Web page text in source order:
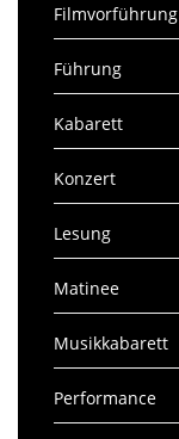
Filmvorführung
Führung
Kabarett
Konzert
Lesung
Matinee
Musikkabarett
Performance